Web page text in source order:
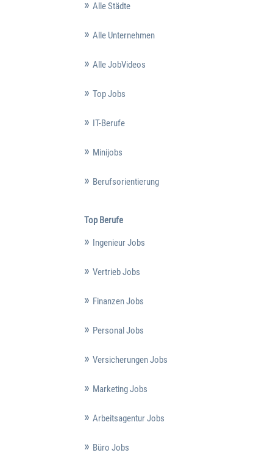
Alle Städte
Alle Unternehmen
Alle JobVideos
Top Jobs
IT-Berufe
Minijobs
Berufsorientierung
Top Berufe
Ingenieur Jobs
Vertrieb Jobs
Finanzen Jobs
Personal Jobs
Versicherungen Jobs
Marketing Jobs
Arbeitsagentur Jobs
Büro Jobs